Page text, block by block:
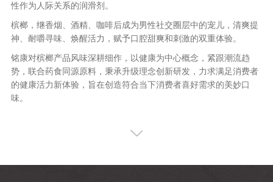
性作为人际关系的润滑剂。
槟榔，继香烟、酒精、咖啡后成为男性社交圈层中的宠儿，清爽提
神、耐嚼寻味、焕醒活力，赋予口腔甜爽和刺激的双重体验。
铭康对槟榔产品风味深耕细作，以健康为中心概念，紧跟潮流趋
势，联合药食同源原料，秉承升级理念创新研发，力求满足消费者
的健康活力新体验，旨在创造符合当下消费者喜好需求的美妙口
味。